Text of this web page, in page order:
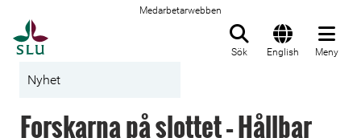
Medarbetarwebben
Sök English Meny
Nyhet
Forskarna på slottet – Hållbar